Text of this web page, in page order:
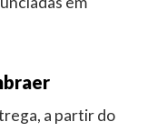
a partir do